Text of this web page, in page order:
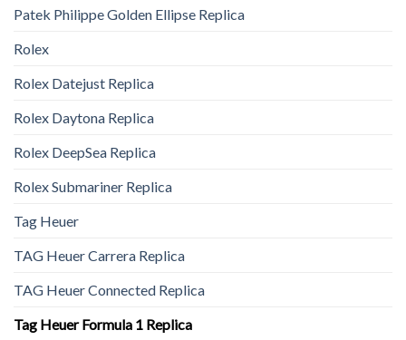
Patek Philippe Golden Ellipse Replica
Rolex
Rolex Datejust Replica
Rolex Daytona Replica
Rolex DeepSea Replica
Rolex Submariner Replica
Tag Heuer
TAG Heuer Carrera Replica
TAG Heuer Connected Replica
Tag Heuer Formula 1 Replica